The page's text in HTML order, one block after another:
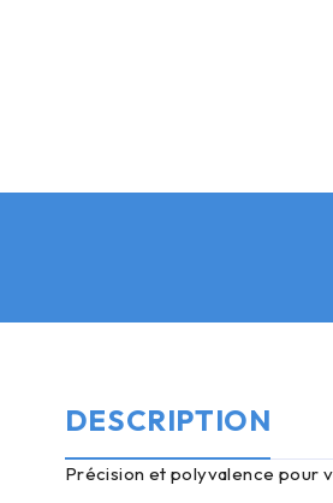
DESCRIPTION
précision et polyvalence